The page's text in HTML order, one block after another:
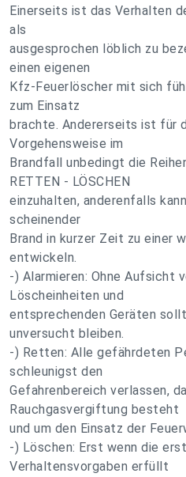
Einerseits ist das Verhalten
als
ausgesprochen löblich zu
einen eigenen
Kfz-Feuerlöscher mit sich
zum Einsatz
brachte. Andererseits ist für
Vorgehensweise im
Brandfall unbedingt die
RETTEN - LÖSCHEN
einzuhalten, anderenfalls
scheinender
Brand in kurzer Zeit zu einer
entwickeln.
-) Alarmieren: Ohne Aufsicht
Löscheinheiten und
entsprechenden Geräten
unversucht bleiben.
-) Retten: Alle gefährdeten
schleunigst den
Gefahrenbereich verlassen,
Rauchgasvergiftung besteht
und um den Einsatz der
-) Löschen: Erst wenn die
Verhaltensvorgaben erfüllt